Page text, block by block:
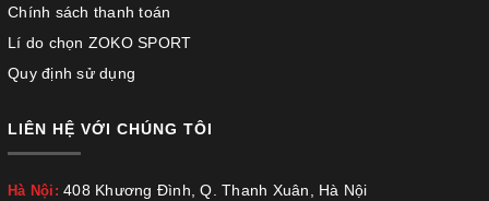
Chính sách thanh toán
Lí do chọn ZOKO SPORT
Quy định sử dụng
LIÊN HỆ VỚI CHÚNG TÔI
Hà Nội: 408 Khương Đình, Q. Thanh Xuân, Hà Nội